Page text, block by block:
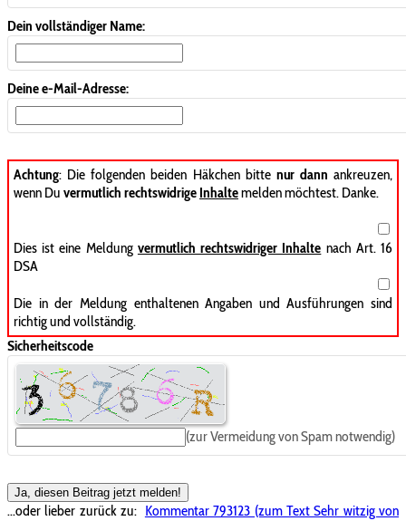
Dein vollständiger Name:
Deine e-Mail-Adresse:
Achtung: Die folgenden beiden Häkchen bitte nur dann ankreuzen,
wenn Du vermutlich rechtswidrige Inhaltemelden möchtest. Danke.
Dies ist eine Meldung vermutlich rechtswidriger Inhalte nach Art. 16
DSA
Die in der Meldung enthaltenen Angaben und Ausführungen sind
richtig und vollständig.
Sicherheitscode
(zur Vermeidung von Spam notwendig)
Ja, diesen Beitrag jetzt melden!
...oder lieber zurück zu: Kommentar 793123 (zum Text Sehr witzig von